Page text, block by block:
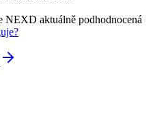
NEXD aktuálně podhodnocená